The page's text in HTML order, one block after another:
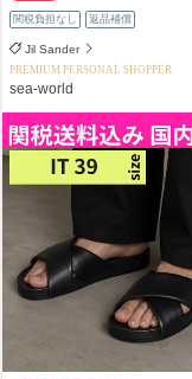
関税負担なし 返品補償
Jil Sander
PREMIUM PERSONAL SHOPPER
sea-world